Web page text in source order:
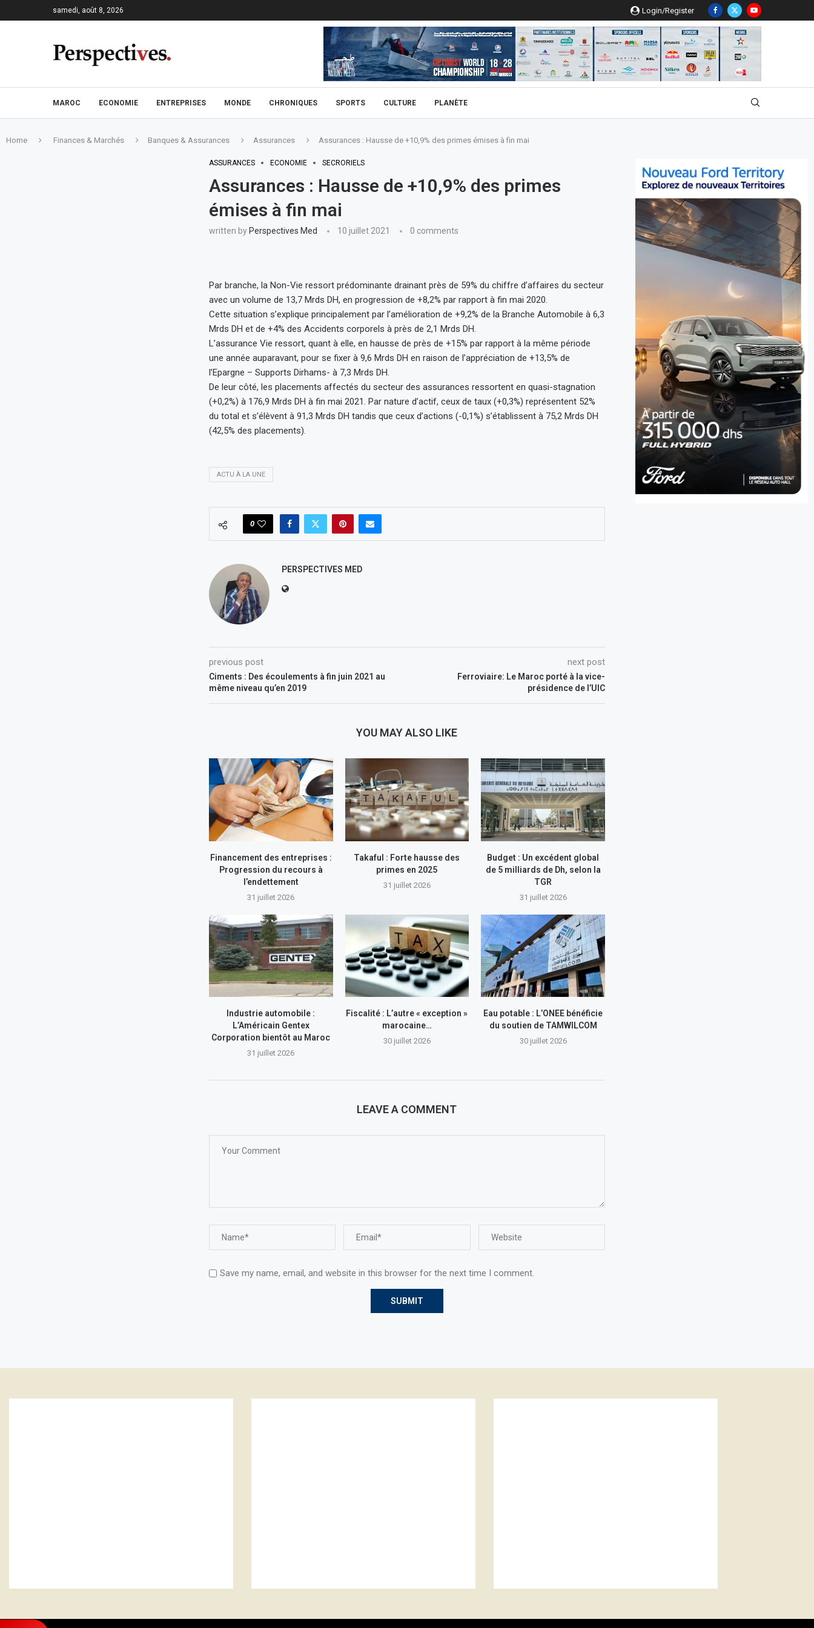
samedi, août 8, 2026 Login/Register
MAROC ECONOMIE ENTREPRISES MONDE CHRONIQUES SPORTS CULTURE PLANÈTE
Home Finances & Marchés Banques & Assurances Assurances Assurances : Hausse de +10,9% des primes émises à fin mai
ASSURANCES ECONOMIE SECRORIELS
Assurances : Hausse de +10,9% des primes
émises à fin mai
written by Perspectives Med 10 juillet 2021 0 comments
Par branche, la Non-Vie ressort prédominante drainant près de 59% du chiffre d’affaires du secteur
avec un volume de 13,7 Mrds DH, en progression de +8,2% par rapport à fin mai 2020.
Cette situation s’explique principalement par l’amélioration de +9,2% de la Branche Automobile à 6,3
Mrds DH et de +4% des Accidents corporels à près de 2,1 Mrds DH.
L’assurance Vie ressort, quant à elle, en hausse de près de +15% par rapport à la même période
une année auparavant, pour se fixer à 9,6 Mrds DH en raison de l’appréciation de +13,5% de
l’Epargne – Supports Dirhams- à 7,3 Mrds DH.
De leur côté, les placements affectés du secteur des assurances ressortent en quasi-stagnation
(+0,2%) à 176,9 Mrds DH à fin mai 2021. Par nature d’actif, ceux de taux (+0,3%) représentent 52%
du total et s’élèvent à 91,3 Mrds DH tandis que ceux d’actions (-0,1%) s’établissent à 75,2 Mrds DH
(42,5% des placements).
ACTU À LA UNE
0
PERSPECTIVES MED
previous post
Ciments : Des écoulements à fin juin 2021 au
même niveau qu’en 2019
next post
Ferroviaire: Le Maroc porté à la vice-
présidence de l’UIC
YOU MAY ALSO LIKE
Financement des entreprises :
Progression du recours à
l’endettement
31 juillet 2026
Takaful : Forte hausse des
primes en 2025
31 juillet 2026
Budget : Un excédent global
de 5 milliards de Dh, selon la
TGR
31 juillet 2026
Industrie automobile :
L’Américain Gentex
Corporation bientôt au Maroc
31 juillet 2026
Fiscalité : L’autre « exception »
marocaine…
30 juillet 2026
Eau potable : L’ONEE bénéficie
du soutien de TAMWILCOM
30 juillet 2026
LEAVE A COMMENT
Save my name, email, and website in this browser for the next time I comment.